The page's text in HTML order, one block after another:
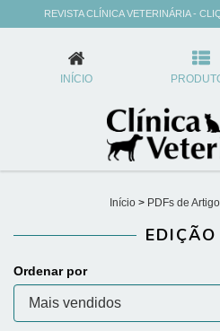
REVISTA CLÍNICA VETERINÁRIA -
EDIÇÃO 164
INÍCIO
Início > PDFs de
Ordenar por